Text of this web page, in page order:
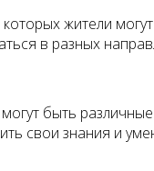
жители
в разных
быть
свои знания и